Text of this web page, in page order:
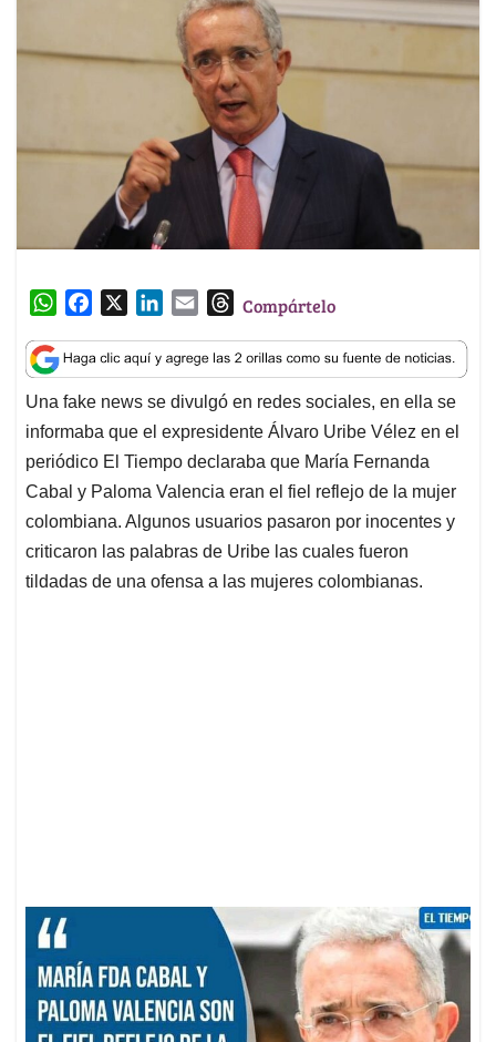
W
a
t
s
A
p
p
c
e
b
o
o
k
n
k
e
d
I
n
a
i
l
T
r
e
a
d
s
Compártelo
Una fake news se divulgó en redes sociales, en ella se
informaba que el expresidente Álvaro Uribe Vélez en el
periódico El Tiempo declaraba que María Fernanda
Cabal y Paloma Valencia eran el fiel reflejo de la mujer
colombiana. Algunos usuarios pasaron por inocentes y
criticaron las palabras de Uribe las cuales fueron
tildadas de una ofensa a las mujeres colombianas.